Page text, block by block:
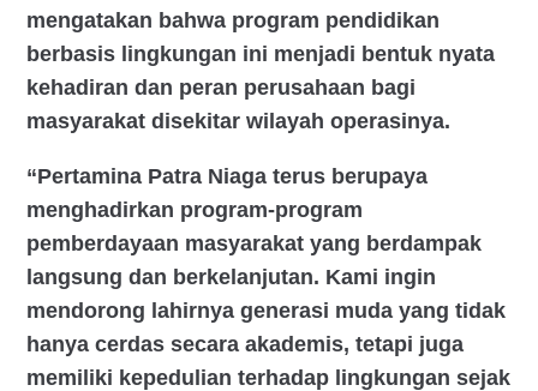
mengatakan bahwa program pendidikan
berbasis lingkungan ini menjadi bentuk nyata
kehadiran dan peran perusahaan bagi
masyarakat disekitar wilayah operasinya.
“Pertamina Patra Niaga terus berupaya
menghadirkan program-program
pemberdayaan masyarakat yang berdampak
langsung dan berkelanjutan. Kami ingin
mendorong lahirnya generasi muda yang tidak
hanya cerdas secara akademis, tetapi juga
memiliki kepedulian terhadap lingkungan sejak